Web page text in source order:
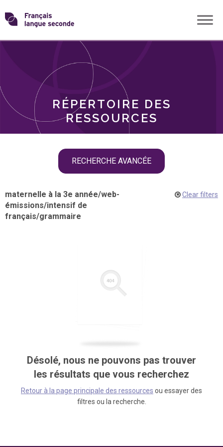
Skip
toTransformons
langue
RÉPERTOIRE DES
RESSOURCES
RECHERCHE AVANCÉE
THÈMES
maternelle à la 3e année/web-
émissions/intensif de
français/grammaire
Clear filters
Désolé, nous ne pouvons pas trouver
les résultats que vous recherchez
Retour à la page principale des ressources ou essayer des
filtres ou la recherche.